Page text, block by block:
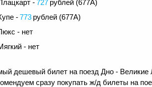
-727 рублей (677А)
-773 рублей (677А)
- нет
- нет
дешевый билет на поезд Дно - Великие
сразу покупать ж/д билеты на